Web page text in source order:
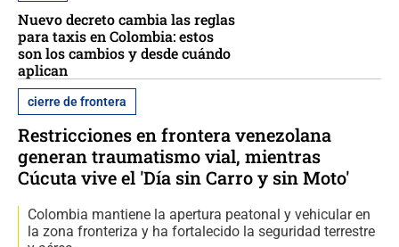
Nuevo decreto cambia las reglas
para taxis en Colombia: estos
son los cambios y desde cuándo
aplican
cierre de frontera
Restricciones en frontera venezolana
generan traumatismo vial, mientras
Cúcuta vive el 'Día sin Carro y sin Moto'
Colombia mantiene la apertura peatonal y vehicular en
la zona fronteriza y ha fortalecido la seguridad terrestre